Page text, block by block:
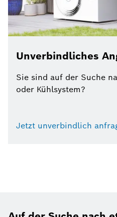
Unverbindliches
Sie sind auf der Suche
oder Kühlsystem?
Jetzt unverbindlich